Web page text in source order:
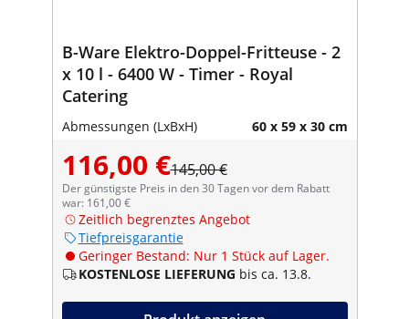
B-Ware Elektro-Doppel-Fritteuse - 2
x 10 l - 6400 W - Timer - Royal
Catering
Abmessungen (LxBxH) 60 x 59 x 30 cm
116,00 €145,00 €
Der günstigste Preis in den 30 Tagen vor dem Rabatt
war: 161,00 €
Zeitlich begrenztes Angebot
Tiefpreisgarantie
Geringer Bestand: Nur 1 Stück auf Lager.
KOSTENLOSE LIEFERUNG bis ca. 13.8.